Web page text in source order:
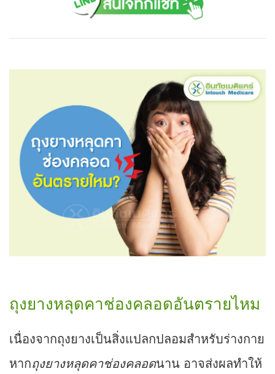
ถุงยางหลุดคาช่องคลอดอันตรายไหม
เนื่องจากถุงยางเป็นสิ่งแปลกปลอมสำหรับร่างกาย
หากถุงยางหลุดคาช่องคลอดนาน อาจส่งผลทำให้